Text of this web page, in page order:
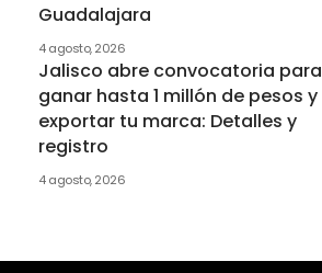
Guadalajara
4 agosto, 2026
Jalisco abre convocatoria para
ganar hasta 1 millón de pesos y
exportar tu marca: Detalles y
registro
4 agosto, 2026